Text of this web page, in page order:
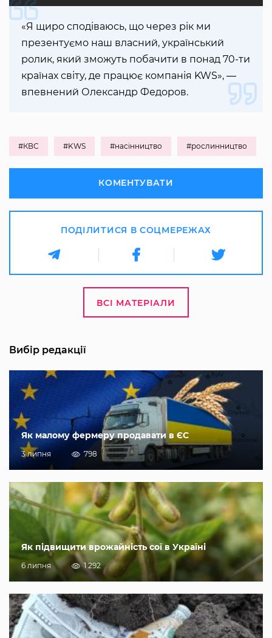
«Я щиро сподіваюсь, що через рік ми
презентуємо наш власний, український
ролик, який зможуть побачити в понад 70-ти
країнах світу, де працює компанія KWS», ―
впевнений Олександр Федоров.
#КВС #KWS #насінництво #рослинництво
КОМЕНТУВАТИ
ПОДІЛИТИСЯ В СОЦМЕРЕЖАХ
ВСІ МАТЕРІАЛИ
Вибір редакції
Як малому фермеру продавати в ЄС
3 липня 798
Як підвищити врожайність сої в Україні
6 липня 1 292